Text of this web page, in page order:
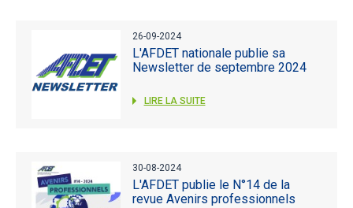
26-09-2024
L'AFDET nationale publie sa
Newsletter de septembre 2024
LIRE LA SUITE
30-08-2024
L'AFDET publie le N°14 de la
revue Avenirs professionnels